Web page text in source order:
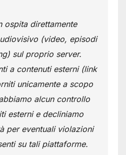
ospita direttamente
(video, episodi
sul proprio server.
a contenuti esterni (link
unicamente a scopo
alcun controllo
esterni e decliniamo
per eventuali violazioni
su tali piattaforme.